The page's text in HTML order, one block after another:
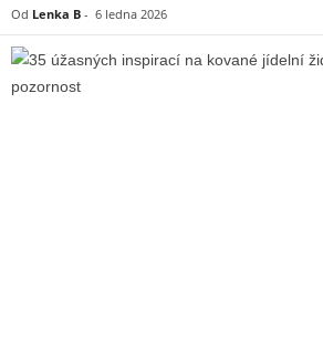
Od Lenka B - 6 ledna 2026